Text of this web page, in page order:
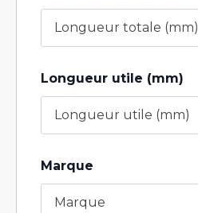
Longueur totale (mm)
Longueur utile (mm)
Longueur utile (mm)
Marque
Marque